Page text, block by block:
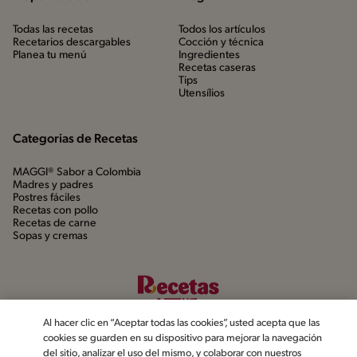
Todas las recetas
Recetarios descargables
Planea tu menú
Todos los artículos
Cocción y técnica
Ingredientes
Recetas caseras
Tips
Utensílios
Categorias de Recetas
MAGGI® Sabor a Colombia
Madres y padres
Postres fáciles
Recetas con pollo
Recetas de carne
Sopas y cremas
Al hacer clic en “Aceptar todas las cookies”, usted acepta que las
cookies se guarden en su dispositivo para mejorar la navegación
del sitio, analizar el uso del mismo, y colaborar con nuestros